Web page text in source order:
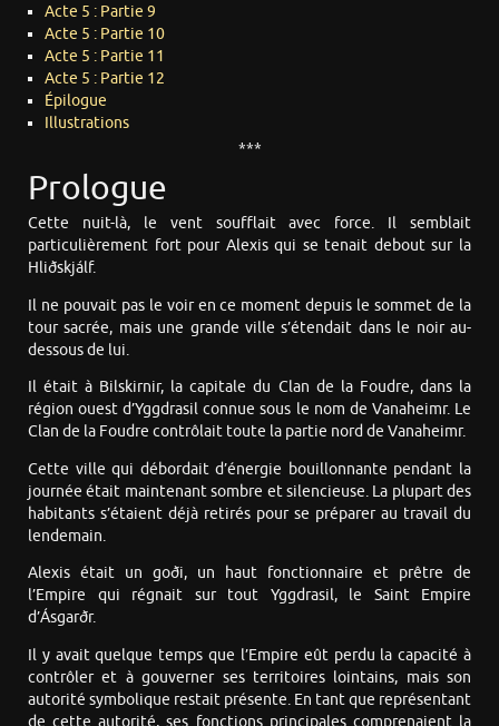
Acte 5 : Partie 9
Acte 5 : Partie 10
Acte 5 : Partie 11
Acte 5 : Partie 12
Épilogue
Illustrations
***
Prologue
Cette nuit-là, le vent soufflait avec force. Il semblait
particulièrement fort pour Alexis qui se tenait debout sur la
Hliðskjálf.
Il ne pouvait pas le voir en ce moment depuis le sommet de la
tour sacrée, mais une grande ville s’étendait dans le noir au-
dessous de lui.
Il était à Bilskirnir, la capitale du Clan de la Foudre, dans la
région ouest d’Yggdrasil connue sous le nom de Vanaheimr. Le
Clan de la Foudre contrôlait toute la partie nord de Vanaheimr.
Cette ville qui débordait d’énergie bouillonnante pendant la
journée était maintenant sombre et silencieuse. La plupart des
habitants s’étaient déjà retirés pour se préparer au travail du
lendemain.
Alexis était un goði, un haut fonctionnaire et prêtre de
l’Empire qui régnait sur tout Yggdrasil, le Saint Empire
d’Ásgarðr.
Il y avait quelque temps que l’Empire eût perdu la capacité à
contrôler et à gouverner ses territoires lointains, mais son
autorité symbolique restait présente. En tant que représentant
de cette autorité, ses fonctions principales comprenaient la